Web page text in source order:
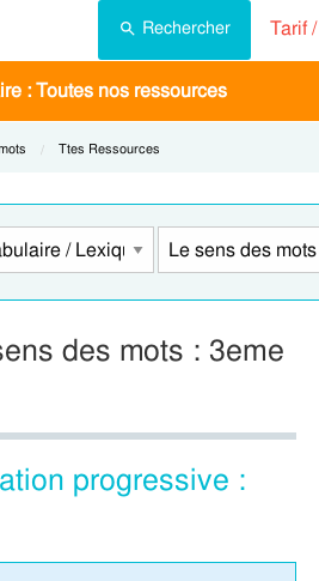
Rechercher Tarif /
: Toutes nos ressources
Current:
Ttes Ressources
des mots : 3eme
progressive :